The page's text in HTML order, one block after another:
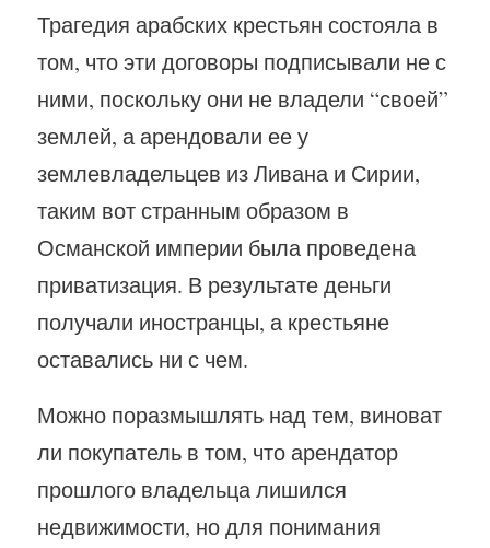
Трагедия арабских крестьян состояла в
том, что эти договоры подписывали не с
ними, поскольку они не владели “своей”
землей, а арендовали ее у
землевладельцев из Ливана и Сирии,
таким вот странным образом в
Османской империи была проведена
приватизация. В результате деньги
получали иностранцы, а крестьяне
оставались ни с чем.
Можно поразмышлять над тем, виноват
ли покупатель в том, что арендатор
прошлого владельца лишился
недвижимости, но для понимания